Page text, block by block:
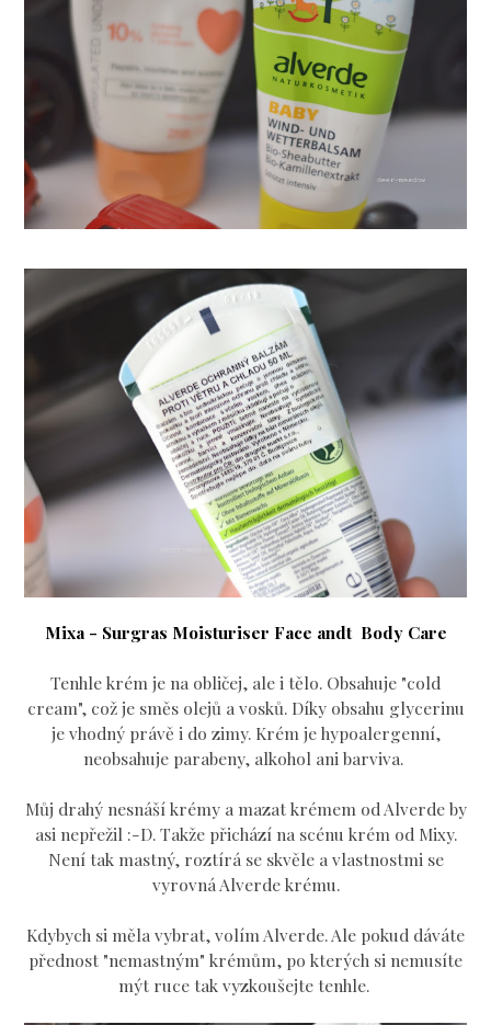
Mixa - Surgras Moisturiser Face andt Body Care
Tenhle krém je na obličej, ale i tělo. Obsahuje "cold
cream", což je směs olejů a vosků. Díky obsahu glycerinu
je vhodný právě i do zimy. Krém je hypoalergenní,
neobsahuje parabeny, alkohol ani barviva.
Můj drahý nesnáší krémy a mazat krémem od Alverde by
asi nepřežil :-D. Takže přichází na scénu krém od Mixy.
Není tak mastný, roztírá se skvěle a vlastnostmi se
vyrovná Alverde krému.
Kdybych si měla vybrat, volím Alverde. Ale pokud dáváte
přednost "nemastným" krémům, po kterých si nemusíte
mýt ruce tak vyzkoušejte tenhle.